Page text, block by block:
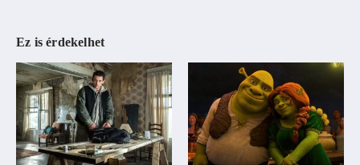
Ez is érdekelhet